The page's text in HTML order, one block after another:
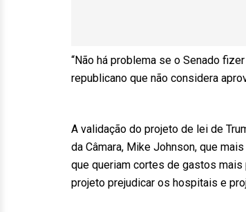
“Não há problema se o Senado
republicano que não considera
A validação do projeto de lei de
da Câmara, Mike Johnson, que
que queriam cortes de gastos
projeto prejudicar os hospitais e